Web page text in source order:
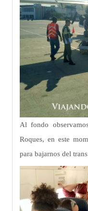
Al fondo
Roques, en este
para bajarnos del